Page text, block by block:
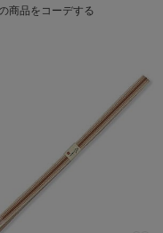
商品をコーデする